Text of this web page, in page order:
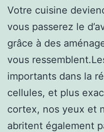
Votre cuisine
vous passerez le
grâce à des
vous
importants dans la
cellules, et plus
cortex, nos yeux et
abritent également